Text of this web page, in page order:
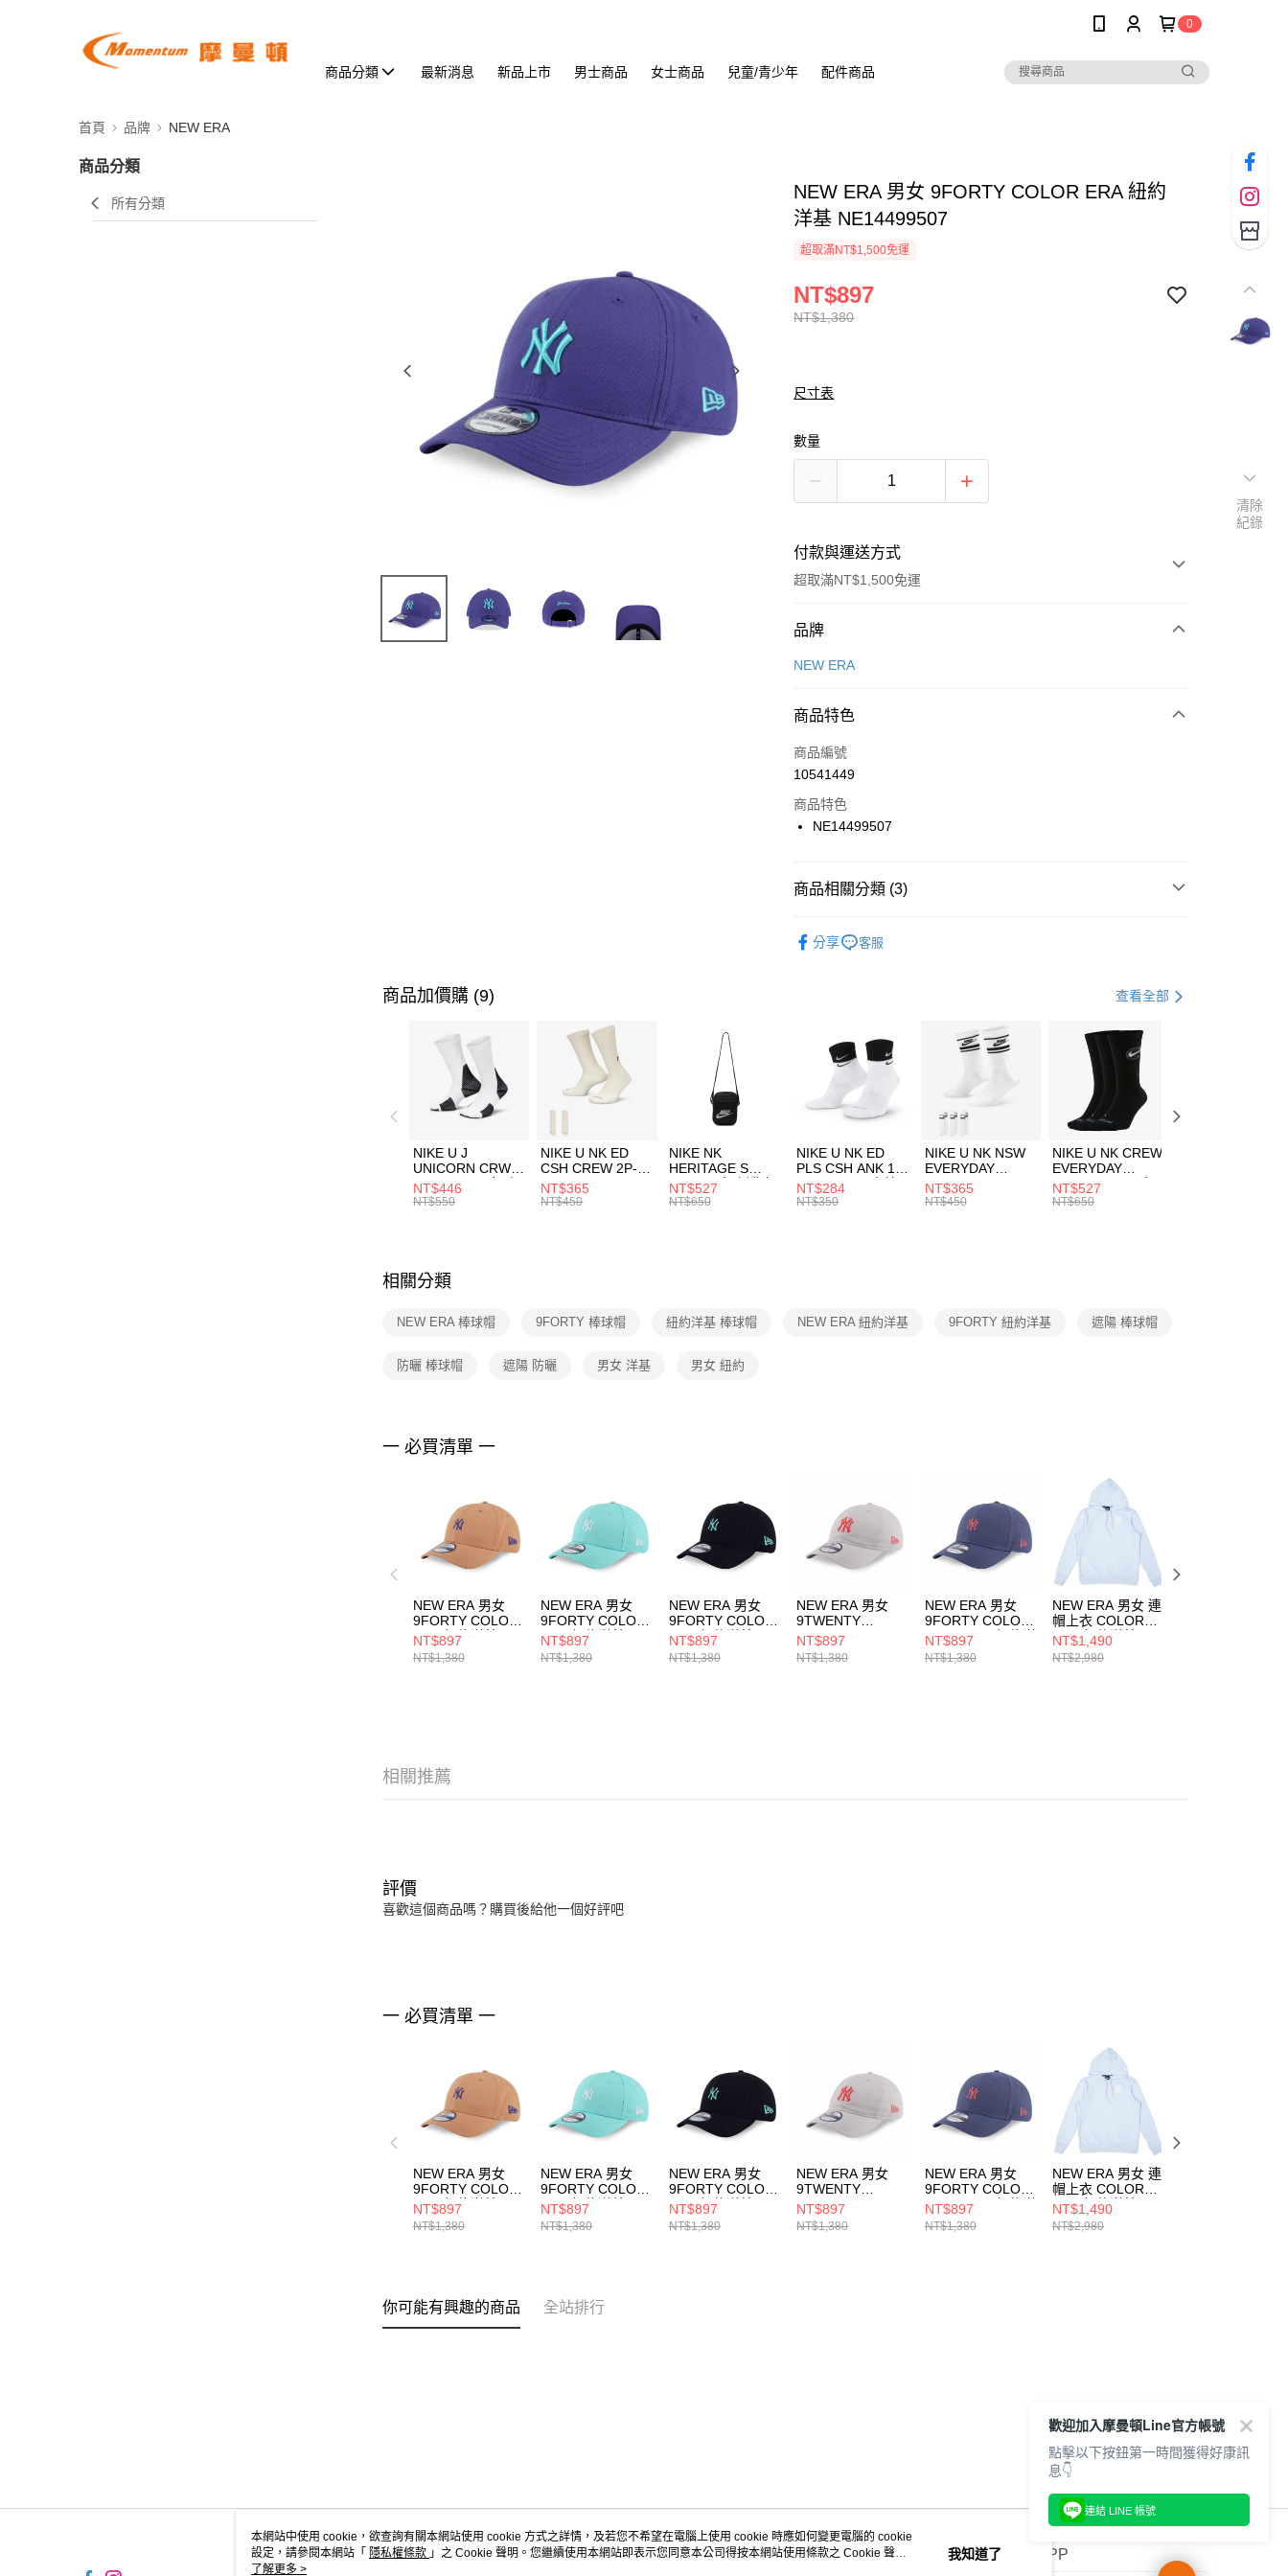
0
商品分類 最新消息 新品上市 男士商品 女士商品 兒童/青少年 配件商品
首頁 品牌 NEW ERA
商品分類
所有分類
NEW ERA 男女 9FORTY COLOR ERA 紐約
洋基 NE14499507
超取滿NT$1,500免運
NT$1,380
NT$897
尺寸表
數量
付款與運送方式
超取滿NT$1,500免運
付款方式
信用卡一次付款
合作金庫商業銀行
華南商業銀行
上海商業儲蓄銀行
國泰世華商業銀行
聯邦商業銀行
台新國際商業銀行
LINE Pay
Apple Pay
【關於「AFTEE先享後付」】
３．安心：先確認商品／服務後，再付款。
【「AFTEE先享後付」結帳流程】
１．於結帳方式選擇「AFTEE先享後付」後，將跳轉至「AFTEE先享後
付」結帳頁面，進行簡訊認證並確認金額後，即可完成結帳。
２．訂單成立數日內，您將收到繳費通知簡訊。
３．收到繳費通知簡訊後14天內，點擊此簡訊中的連結，可透過四大超商
／ATM／網路銀行／等多元方式進行付款，方視為交易完成。
※ 請注意：結帳手續完成當下不需立刻繳費，但若您需要取消訂單，請聯
絡購買商品的店家。未經商家同意取消之訂單仍視為有效，需透過AFTEE
先享後付繳納相關費用。
交易，需依本服務之必要範圍內提供個人資料，並將交易相關給付款項請
５．嚴禁一人註冊多個帳號或使用他人資訊註冊。若發現惡意使用之情
形，恩沛科技股份有限公司將有權停止該用戶之使用額度並採取法律行
每筆NT$100，滿NT$1,500(含以上)免運費
每筆NT$100，滿NT$1,500(含以上)免運費
付款後門市自取
每筆NT$100，滿NT$1,500(含以上)免運費
品牌
NEW ERA
商品特色
商品編號
10541449
商品特色
NE14499507
商品相關分類 (3)
分享 客服
商品加價購 (9) 查看全部
NIKE U J
UNICORN CRW
1PR -160 男女 中
統襪 FZ3393100
NT$446
NT$550
NIKE U NK ED
CSH CREW 2P-
144 EMBRDY 男
女 短統襪
NT$365
NT$450
NIKE NK
HERITAGE S
SMIT 男女 側背包
BA5871010
NT$527
NT$650
NIKE U NK ED
PLS CSH ANK 1P
144 DBL 男 中統
襪 DH4058104
NT$284
NT$350
NIKE U NK NSW
EVERYDAY
ESSENTIAL CR
男女 短統襪
NT$365
NT$450
NIKE U NK CREW
EVERYDAY
BBALL 3PR 男女
長統襪
NT$527
NT$650
相關分類
NEW ERA 棒球帽 9FORTY 棒球帽 紐約洋基 棒球帽 NEW ERA 紐約洋基 9FORTY 紐約洋基 遮陽 棒球帽
防曬 棒球帽 遮陽 防曬 男女 洋基 男女 紐約
一 必買清單 一
NEW ERA 男女
9FORTY COLOR
ERA 紐約洋基
NE14499510
NT$897
NT$1,380
NEW ERA 男女
9FORTY COLOR
ERA 紐約洋基
NE14499512
NT$897
NT$1,380
NEW ERA 男女
9FORTY COLOR
ERA 紐約洋基
NE14499511
NT$897
NT$1,380
NEW ERA 男女
9TWENTY
COLOR ERA
FW25 紐約洋基 石
灰(骨灰)
NT$897
NT$1,380
NEW ERA 男女
9FORTY COLOR
ERA FW25 紐約洋
基 褪藍
NE14700365
NT$897
NT$1,380
NEW ERA 男女 連
帽上衣 COLOR
ERA 紐約洋基
NE14148951
NT$1,490
NT$2,980
相關推薦
評價
喜歡這個商品嗎？購買後給他一個好評吧
一 必買清單 一
NEW ERA 男女
9FORTY COLOR
ERA 紐約洋基
NE14499510
NT$897
NT$1,380
NEW ERA 男女
9FORTY COLOR
ERA 紐約洋基
NE14499512
NT$897
NT$1,380
NEW ERA 男女
9FORTY COLOR
ERA 紐約洋基
NE14499511
NT$897
NT$1,380
NEW ERA 男女
9TWENTY
COLOR ERA
FW25 紐約洋基 石
灰(骨灰)
NT$897
NT$1,380
NEW ERA 男女
9FORTY COLOR
ERA FW25 紐約洋
基 褪藍
NE14700365
NT$897
NT$1,380
NEW ERA 男女 連
帽上衣 COLOR
ERA 紐約洋基
NE14148951
NT$1,490
NT$2,980
你可能有興趣的商品 全站排行
關於我們 客服資訊 官方APP
清除
紀錄
本網站中使用 cookie，欲查詢有關本網站使用 cookie 方式之詳情，及若您不希望在電腦上使用 cookie 時應如何變更電腦的 cookie
設定，請參閱本網站「 隱私權條款 」之 Cookie 聲明。您繼續使用本網站即表示您同意本公司得按本網站使用條款之 Cookie 聲明
使用 cookie。
了解更多 >
我知道了
歡迎加入摩曼頓Line官方帳號
點擊以下按鈕第一時間獲得好康訊
息👇
連結 LINE 帳號